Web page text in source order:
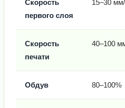
Скорость
первого слоя
15–30
Скорость
печати
40–100
Обдув 80–100%